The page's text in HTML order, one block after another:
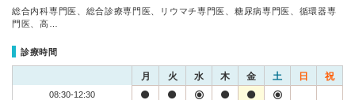
総合内科専門医、総合診療専門医、リウマチ専門医、糖尿病専門医、循環器専
門医、高…
診療時間
月 火 水 木 金 土 日 祝
08:30-12:30